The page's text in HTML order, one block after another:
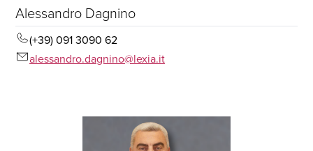
Alessandro Dagnino
(+39) 091 3090 62
alessandro.dagnino@lexia.it